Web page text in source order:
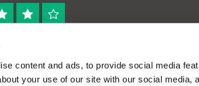
content and ads, to provide social media
your use of our site with our social media,
verleend worden en zijn enkel ter